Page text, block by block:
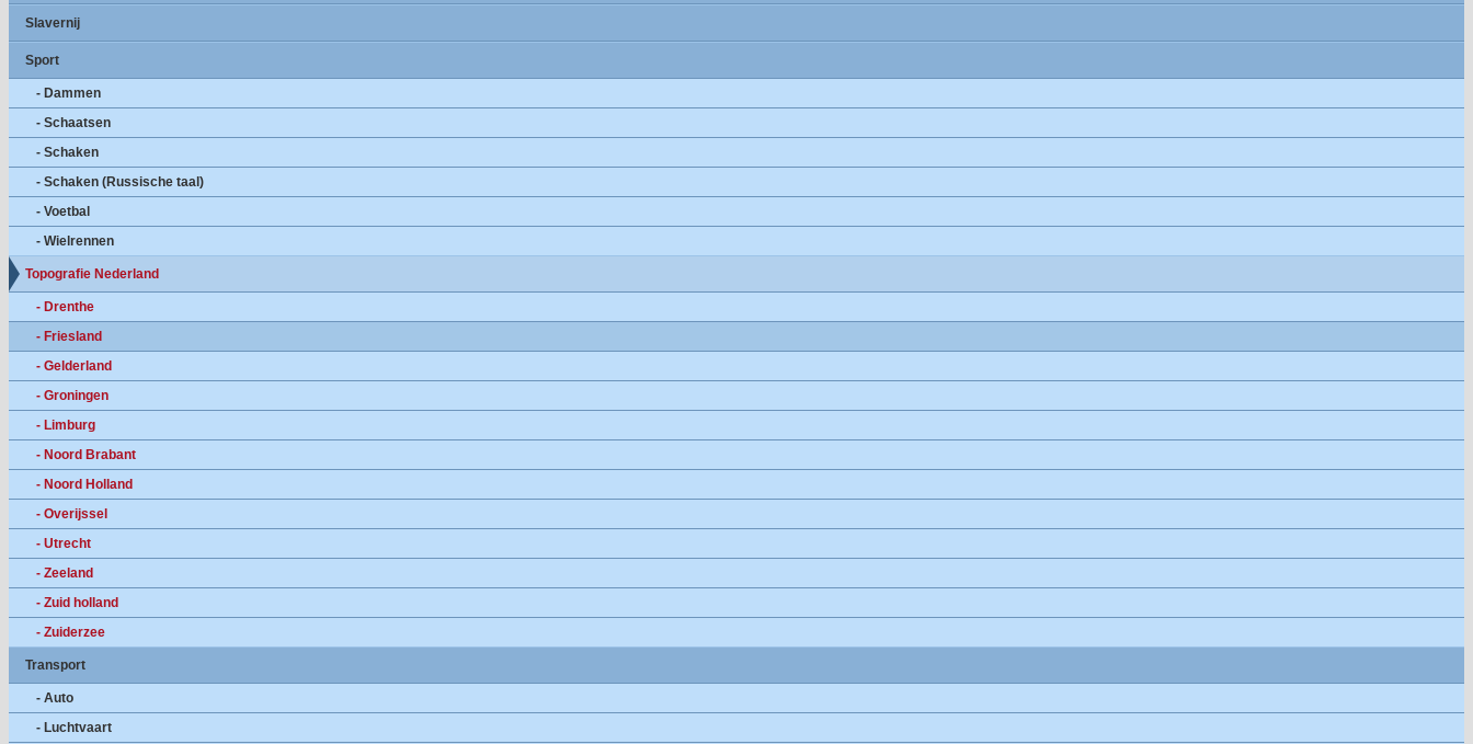
Slavernij
Sport
- Dammen
- Schaatsen
- Schaken
- Schaken (Russische taal)
- Voetbal
- Wielrennen
Topografie Nederland
- Drenthe
- Friesland
- Gelderland
- Groningen
- Limburg
- Noord Brabant
- Noord Holland
- Overijssel
- Utrecht
- Zeeland
- Zuid holland
- Zuiderzee
Transport
- Auto
- Luchtvaart